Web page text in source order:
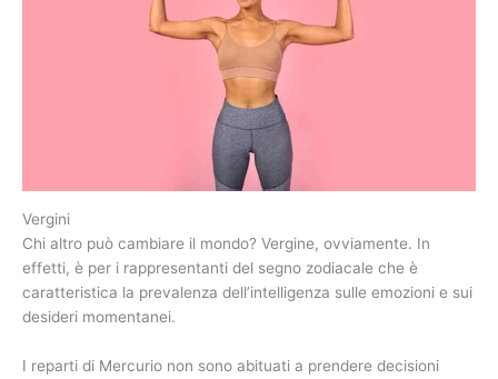
Vergini
Chi altro può cambiare il mondo? Vergine, ovviamente. In
effetti, è per i rappresentanti del segno zodiacale che è
caratteristica la prevalenza dell’intelligenza sulle emozioni e sui
desideri momentanei.
I reparti di Mercurio non sono abituati a prendere decisioni